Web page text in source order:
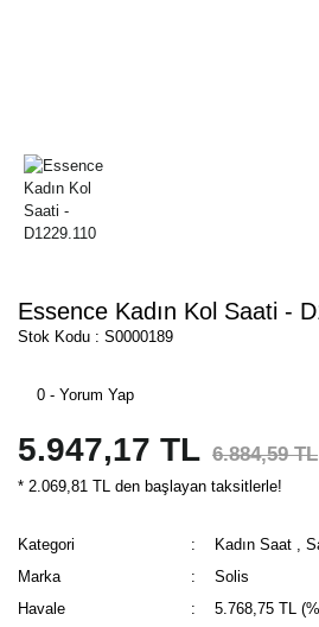
Essence Kadın Kol Saati -
Stok Kodu : S0000189
0 - Yorum Yap
5.947,17 TL 6.884,59 TL
* 2.069,81 TL den başlayan taksitlerle!
Kategori Kadın Saat ,
Marka
Solis
Havale
5.768,75 TL